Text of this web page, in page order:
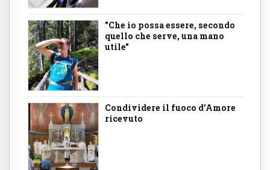
"Che io possa essere, secondo
quello che serve, una mano
utile"
Condividere il fuoco d’Amore
ricevuto